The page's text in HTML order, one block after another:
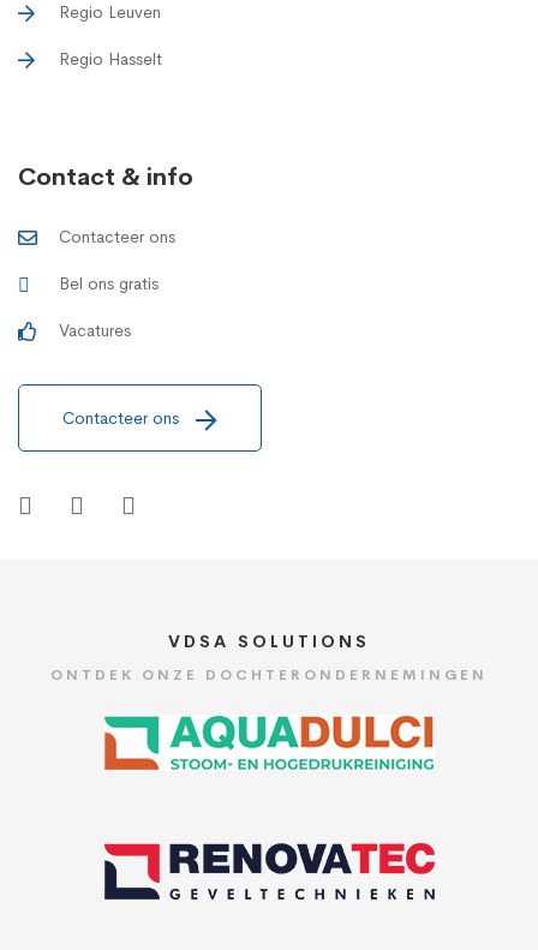
Regio Leuven
Regio Hasselt
Contact & info
Contacteer ons
Bel ons gratis
Vacatures
Contacteer ons
VDSA SOLUTIONS
ONTDEK ONZE DOCHTERONDERNEMINGEN